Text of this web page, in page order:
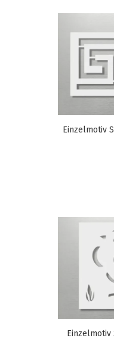
Einzelmotiv
Einzelmotiv